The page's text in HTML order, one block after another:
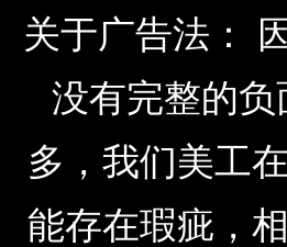
关于广告法：
没有完整的负
多，我们美工
能存在瑕疵，